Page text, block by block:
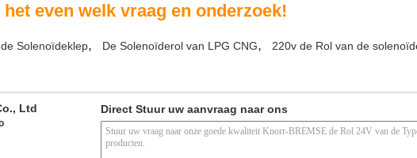
even welk vraag en onderzoek!
Solenoïdeklep, De Solenoïderol van LPG CNG, 220v de Rol van de
Ltd Direct Stuur uw aanvraag naar ons